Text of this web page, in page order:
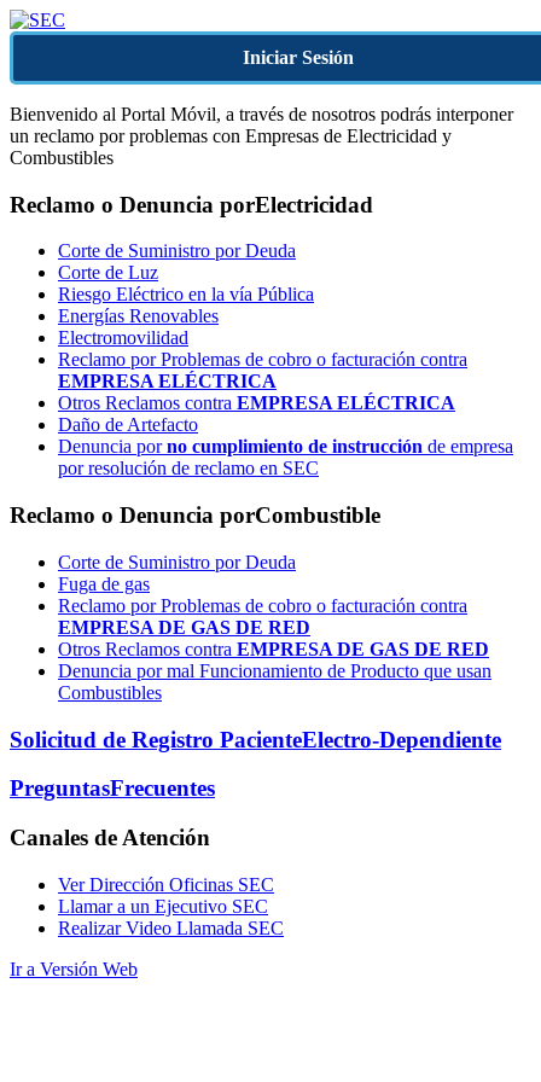
Iniciar Sesión
Bienvenido al Portal Móvil, a través de nosotros podrás interponer
un reclamo por problemas con Empresas de Electricidad y
Combustibles
Reclamo o Denuncia porElectricidad
Corte de Suministro por Deuda
Corte de Luz
Riesgo Eléctrico en la vía Pública
Energías Renovables
Electromovilidad
Reclamo por Problemas de cobro o facturación contra
EMPRESA ELÉCTRICA
Otros Reclamos contra EMPRESA ELÉCTRICA
Daño de Artefacto
Denuncia porno cumplimiento de instrucción de empresa
por resolución de reclamo en SEC
Reclamo o Denuncia porCombustible
Corte de Suministro por Deuda
Fuga de gas
Reclamo por Problemas de cobro o facturación contra
EMPRESA DE GAS DE RED
Otros Reclamos contra EMPRESA DE GAS DE RED
Denuncia por mal Funcionamiento de Producto que usan
Combustibles
Solicitud de Registro PacienteElectro-Dependiente
PreguntasFrecuentes
Canales de Atención
Ver Dirección Oficinas SEC
Llamar a un Ejecutivo SEC
Realizar Video Llamada SEC
Ir a Versión Web